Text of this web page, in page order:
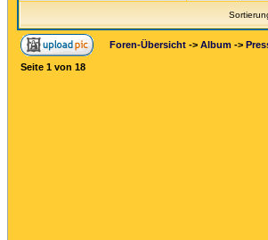
Foren-Übersicht -> Album ->
Seite 1 von 18